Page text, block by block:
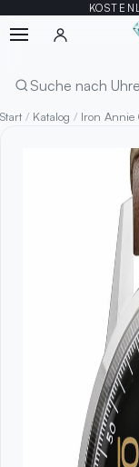
Suchen
Start / Katalog / Iron Annie